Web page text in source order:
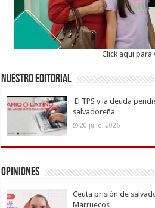
Click aqui para
Nuestro Editorial
El TPS y la deuda
salvadoreña
20 julio, 2026
Opiniones
Ceuta prisión de
Marruecos